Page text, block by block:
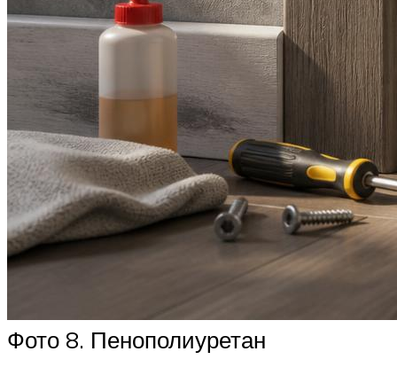
Фото 8. Пенополиуретан